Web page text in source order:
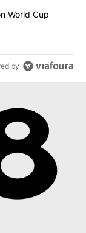
$20 billion
World Cup
by